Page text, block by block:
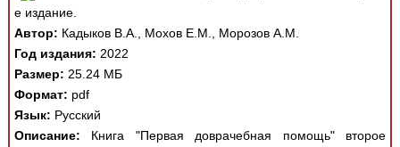
е издание.
Автор: Кадыков В.А., Мохов Е.М., Морозов А.М.
Год издания: 2022
Размер: 25.24 МБ
Формат: pdf
Язык: Русский
Описание: Книга "Первая доврачебная помощь" второе